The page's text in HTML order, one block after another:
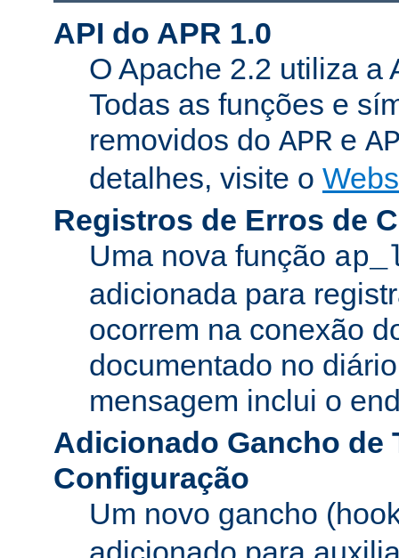
API do APR 1.0
O Apache 2.2 utiliza a
Todas as funções e
removidos do APR e
detalhes, visite o
Registros de Erros de
Uma nova função
adicionada para
ocorrem na conexão
documentado no
mensagem inclui o
Adicionado Gancho de
Configuração
Um novo gancho